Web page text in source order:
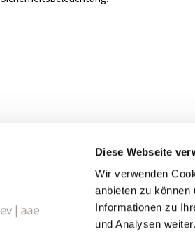
Diese Webseite
Wir verwenden
anbieten zu können
Informationen zu
und Analysen